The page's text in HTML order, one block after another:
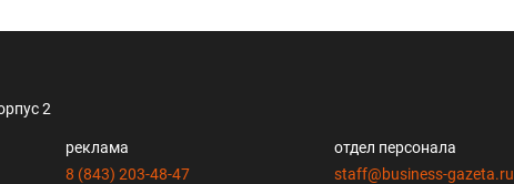
2
реклама
8 (843) 203-48-47
отдел персонала
staff@business-gazeta.ru